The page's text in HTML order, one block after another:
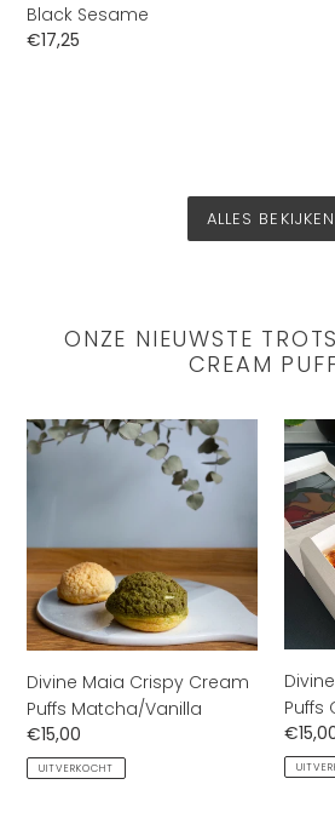
Black Sesame
Normale
€17,25
ALLES BEKIJKEN
ONZE NIEUWSTE
CREAM
Divine
Maia
Matcha/Vanilla
Divine Maia Crispy Cream
Puffs Matcha/Vanilla
Normale
prijs
€15,00
UITVERKOCHT
Divine
Maia
Puffs
Brulee
Puffs
prijs